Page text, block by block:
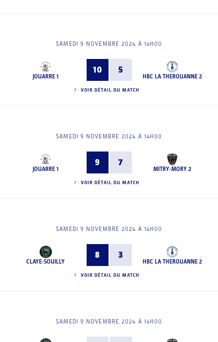
SAMEDI 9 NOVEMBRE 2024 À 14H00
JOUARRE 1
10 5
HBC LA THEROUANNE 2
VOIR DÉTAIL DU MATCH
SAMEDI 9 NOVEMBRE 2024 À 14H00
JOUARRE 1
9 7
MITRY-MORY 2
VOIR DÉTAIL DU MATCH
SAMEDI 9 NOVEMBRE 2024 À 14H00
CLAYE-SOUILLY
8 3
HBC LA THEROUANNE 2
VOIR DÉTAIL DU MATCH
SAMEDI 9 NOVEMBRE 2024 À 14H00